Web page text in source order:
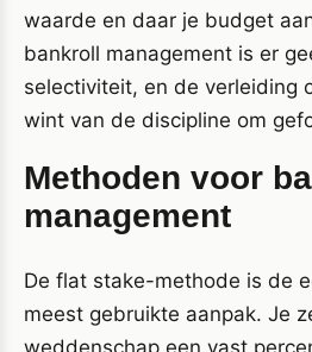
waarde en daar je budget
bankroll management is er
selectiviteit, en de verleiding
wint van de discipline om
Methoden voor
management
De flat stake-methode is de
meest gebruikte aanpak. Je